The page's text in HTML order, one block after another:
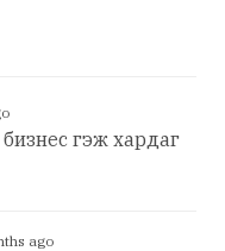
гэж хардаг
ago